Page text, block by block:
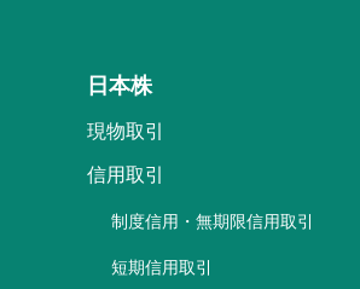
日本株
現物取引
信用取引
制度信用・無期限信用取引
短期信用取引